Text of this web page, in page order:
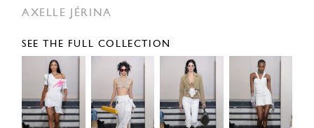
AXELLE JÉRINA
SEE THE FULL COLLECTION